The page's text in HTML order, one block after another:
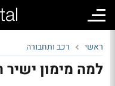
ראשי רכב ותחבורה
למה מימון ישיר